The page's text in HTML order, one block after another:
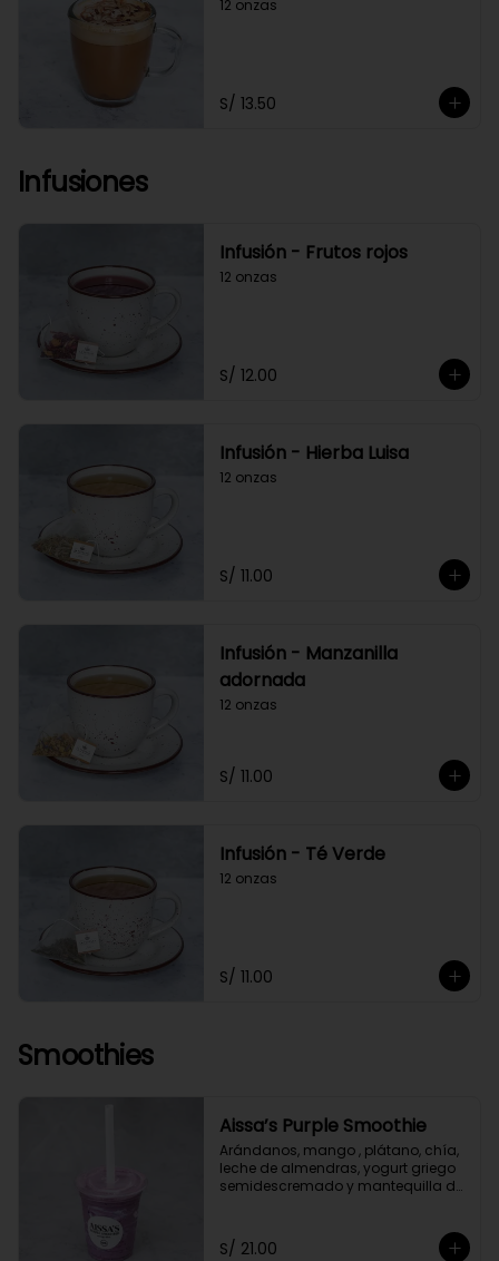
12 onzas
S/ 13.50
Infusiones
Infusión - Frutos rojos
12 onzas
S/ 12.00
Infusión - Hierba Luisa
12 onzas
S/ 11.00
Infusión - Manzanilla
adornada
12 onzas
S/ 11.00
Infusión - Té Verde
12 onzas
S/ 11.00
Smoothies
Aissa’s Purple Smoothie
Arándanos, mango , plátano, chía,
leche de almendras, yogurt griego
semidescremado y mantequilla de
S/ 21.00